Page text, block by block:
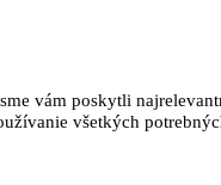
vám poskytli
všetkých